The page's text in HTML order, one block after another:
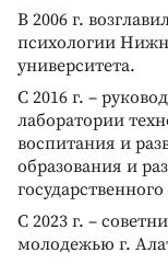
В 2006 г.
психологии
университета.
С 2016 г. –
лаборатории
воспитания и
образования и
С 2023 г. –
молодежью г.